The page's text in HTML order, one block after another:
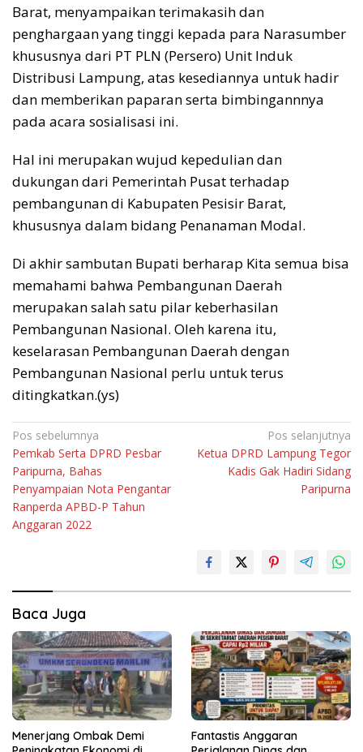
Barat, menyampaikan terimakasih dan
penghargaan yang tinggi kepada para Narasumber
khususnya dari PT PLN (Persero) Unit Induk
Distribusi Lampung, atas kesediannya untuk hadir
dan memberikan paparan serta bimbingannnya
pada acara sosialisasi ini.
Hal ini merupakan wujud kepedulian dan
dukungan dari Pemerintah Pusat terhadap
pembangunan di Kabupaten Pesisir Barat,
khususnya dalam bidang Penanaman Modal.
Di akhir sambutan Bupati berharap Kita semua bisa
memahami bahwa Pembangunan Daerah
merupakan salah satu pilar keberhasilan
Pembangunan Nasional. Oleh karena itu,
keselarasan Pembangunan Daerah dengan
Pembangunan Nasional perlu untuk terus
ditingkatkan.(ys)
Navigasi
pos
Pos sebelumnya
Pemkab Serta DPRD Pesbar
Paripurna, Bahas
Penyampaian Nota Pengantar
Ranperda APBD-P Tahun
Anggaran 2022
Pos selanjutnya
Ketua DPRD Lampung Tegor
Kadis Gak Hadiri Sidang
Paripurna
Baca Juga
Menerjang Ombak Demi
Fantastis Anggaran